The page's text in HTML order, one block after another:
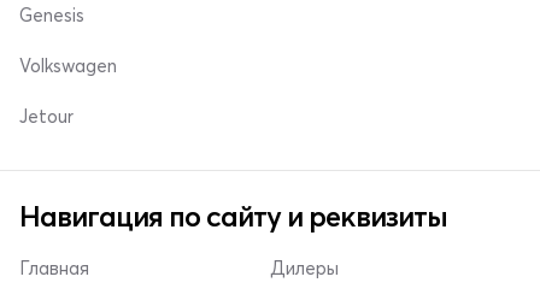
Genesis
Volkswagen
Jetour
Навигация по сайту и реквизиты
Главная Дилеры